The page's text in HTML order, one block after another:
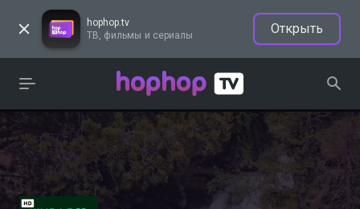
hophop.tv
ТВ, фильмы и сериалы
Открыть